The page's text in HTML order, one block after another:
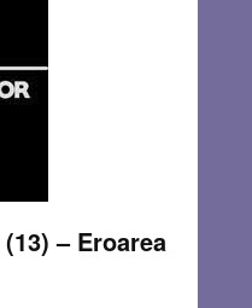
– Eroarea